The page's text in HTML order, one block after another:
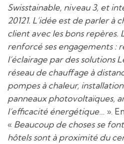
Swisstainable, niveau 3, et
20121. L’idée est de parler à
client avec les bons repères.
renforcé ses engagements :
l’éclairage par des solutions
réseau de chauffage à
pompes à chaleur,
panneaux photovoltaïques,
l’efficacité énergétique… ».
« Beaucoup de choses se
hôtels sont à proximité du